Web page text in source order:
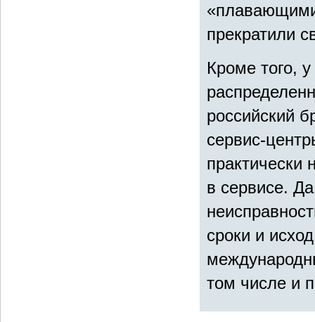
прекратили
Кроме того,
российский
сервис-
практически
в сервисе.
сроки и
том числе и